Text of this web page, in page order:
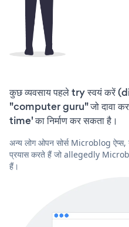
कुछ व्यवसाय पहले try स्वयं करें
"computer guru" जो दावा
time' का निर्माण कर सकता है।
अन्य लोग ओपन सोर्स Microblog
प्रयास करते हैं जो allegedly
हैं।